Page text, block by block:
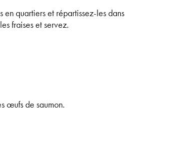
quartiers et répartissez-les dans
fraises et servez.
œufs de saumon.